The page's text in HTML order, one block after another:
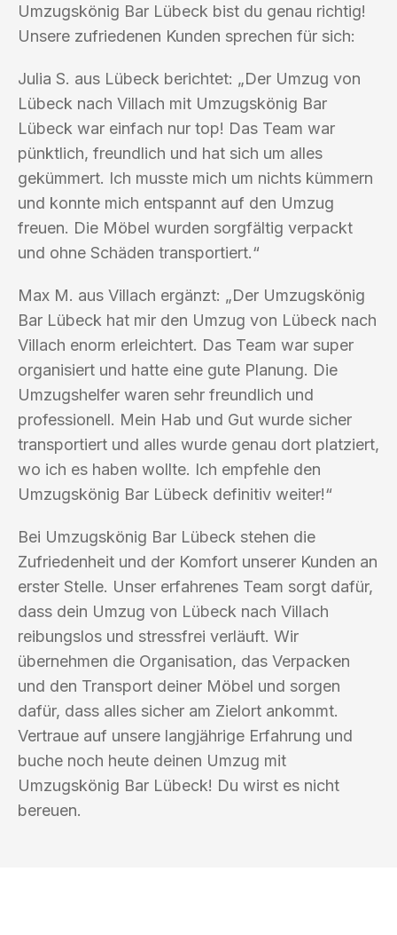
Umzugskönig Bar Lübeck bist du genau richtig!
Unsere zufriedenen Kunden sprechen für sich:
Julia S. aus Lübeck berichtet: „Der Umzug von
Lübeck nach Villach mit Umzugskönig Bar
Lübeck war einfach nur top! Das Team war
pünktlich, freundlich und hat sich um alles
gekümmert. Ich musste mich um nichts kümmern
und konnte mich entspannt auf den Umzug
freuen. Die Möbel wurden sorgfältig verpackt
und ohne Schäden transportiert.“
Max M. aus Villach ergänzt: „Der Umzugskönig
Bar Lübeck hat mir den Umzug von Lübeck nach
Villach enorm erleichtert. Das Team war super
organisiert und hatte eine gute Planung. Die
Umzugshelfer waren sehr freundlich und
professionell. Mein Hab und Gut wurde sicher
transportiert und alles wurde genau dort platziert,
wo ich es haben wollte. Ich empfehle den
Umzugskönig Bar Lübeck definitiv weiter!“
Bei Umzugskönig Bar Lübeck stehen die
Zufriedenheit und der Komfort unserer Kunden an
erster Stelle. Unser erfahrenes Team sorgt dafür,
dass dein Umzug von Lübeck nach Villach
reibungslos und stressfrei verläuft. Wir
übernehmen die Organisation, das Verpacken
und den Transport deiner Möbel und sorgen
dafür, dass alles sicher am Zielort ankommt.
Vertraue auf unsere langjährige Erfahrung und
buche noch heute deinen Umzug mit
Umzugskönig Bar Lübeck! Du wirst es nicht
bereuen.